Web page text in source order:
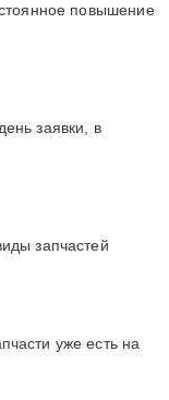
повышение
заявки, в
запчастей
уже есть на